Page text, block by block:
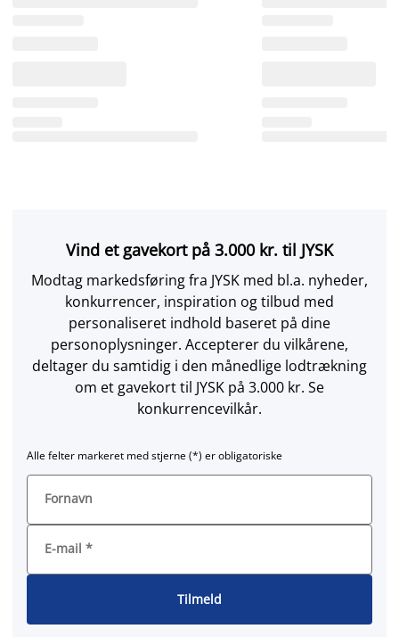
Vind et gavekort på 3.000 kr. til JYSK
Modtag markedsføring fra JYSK med bl.a. nyheder,
konkurrencer, inspiration og tilbud med
personaliseret indhold baseret på dine
personoplysninger. Accepterer du vilkårene,
deltager du samtidig i den månedlige lodtrækning
om et gavekort til JYSK på 3.000 kr. Se
konkurrencevilkår.
Alle felter markeret med stjerne (*) er obligatoriske
Fornavn
E-mail *
Tilmeld